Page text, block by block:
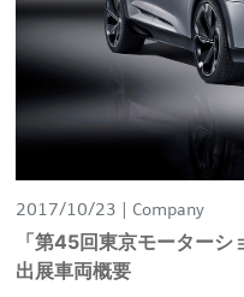
2017/10/23 Company
「第45回東京モーター
出展車両概要